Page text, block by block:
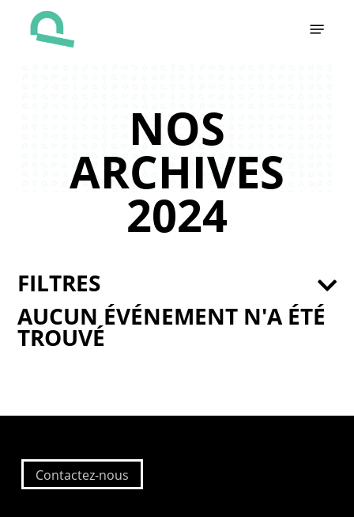
NOS
ARCHIVES
2024
AUCUN ÉVÉNEMENT N'A ÉTÉ
TROUVÉ
FILTRES
Contactez-nous